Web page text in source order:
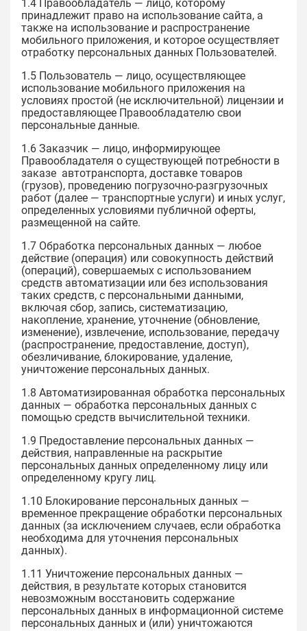
1.4 Правообладатель — лицо, которому
принадлежит право на использование сайта, а
также на использование и распространение
мобильного приложения, и которое осуществляет
отработку персональных данных Пользователей.
1.5 Пользователь — лицо, осуществляющее
использование мобильного приложения на
условиях простой (не исключительной) лицензии и
предоставляющее Правообладателю свои
персональные данные.
1.6 Заказчик — лицо, информирующее
Правообладателя о существующей потребности в
заказе автотранспорта, доставке товаров
(грузов), проведению погрузочно-разгрузочных
работ (далее — транспортные услуги) и иных услуг,
определенных условиями публичной оферты,
размещенной на сайте.
1.7 Обработка персональных данных — любое
действие (операция) или совокупность действий
(операций), совершаемых с использованием
средств автоматизации или без использования
таких средств, с персональными данными,
включая сбор, запись, систематизацию,
накопление, хранение, уточнение (обновление,
изменение), извлечение, использование, передачу
(распространение, предоставление, доступ),
обезличивание, блокирование, удаление,
уничтожение персональных данных.
1.8 Автоматизированная обработка персональных
данных — обработка персональных данных с
помощью средств вычислительной техники.
1.9 Предоставление персональных данных —
действия, направленные на раскрытие
персональных данных определенному лицу или
определенному кругу лиц.
1.10 Блокирование персональных данных —
временное прекращение обработки персональных
данных (за исключением случаев, если обработка
необходима для уточнения персональных
данных).
1.11 Уничтожение персональных данных —
действия, в результате которых становится
невозможным восстановить содержание
персональных данных в информационной системе
персональных данных и (или) уничтожаются